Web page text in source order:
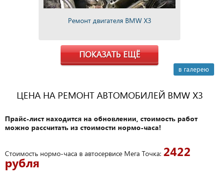
Ремонт двигателя BMW X3
ПОКАЗАТЬ ЕЩЁ
в галерею
ЦЕНА НА РЕМОНТ АВТОМОБИЛЕЙ BMW X3
Прайс-лист находится на обновлении, стоимость работ
можно рассчитать из стоимости нормо-часа!
Стоимость нормо-часа в автосервисе Мега Точка: 2422
рубля